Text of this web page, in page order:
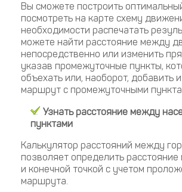
Вы сможете построить
посмотреть на карте схему
необходимости распечатать
можете найти расстояние между
непосредственно или изменить
указав промежуточные пункты,
объехать или, наоборот, добавить
маршрут с промежуточными
Узнать расстояние между
пунктами
Калькулятор расстояний между
позволяет определить
и конечной точкой с учетом
маршрута.